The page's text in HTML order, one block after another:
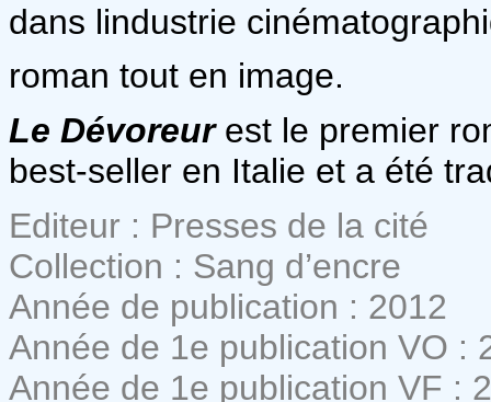
dans lindustrie
roman tout en image.
Le Dévoreurest le premier
best-seller en Italie et a été
Editeur : Presses de la cité
Collection : Sang d’encre
Année de publication : 2012
Année de 1e publication VO :
Année de 1e publication VF :